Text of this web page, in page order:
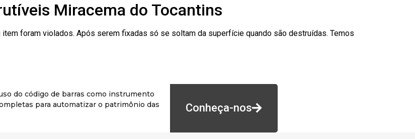
Miracema do Tocantins
foram violados. Após serem fixadas só se soltam da superfície quando são destruídas. Temos
do código de barras como instrumento
para automatizar o patrimônio das
Conheça-nos